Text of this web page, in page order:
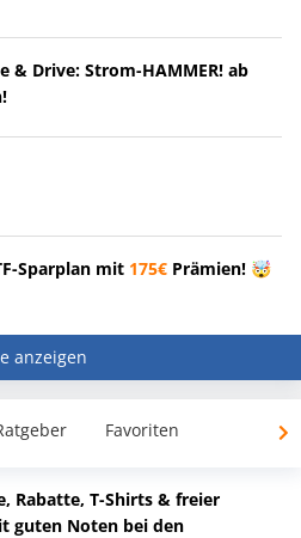
& Drive: Strom-HAMMER! ab
Sparplan mit 175€ Prämien! 🤯
anzeigen
Favoriten
Rabatte, T-Shirts & freier
guten Noten bei den